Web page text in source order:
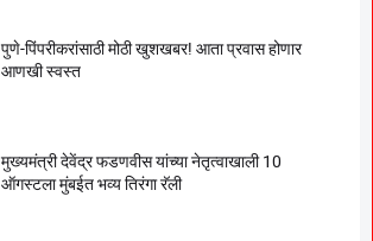
पुणे-पिंपरीकरांसाठी मोठी खुशखबर! आता प्रवास होणार
आणखी स्वस्त
मुख्यमंत्री देवेंद्र फडणवीस यांच्या नेतृत्वाखाली 10
ऑगस्टला मुंबईत भव्य तिरंगा रॅली